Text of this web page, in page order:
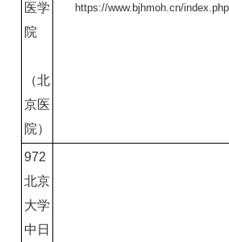
医学
院
（北
京医
院）
https://www.bjhmoh.cn/
972
北京
大学
中日